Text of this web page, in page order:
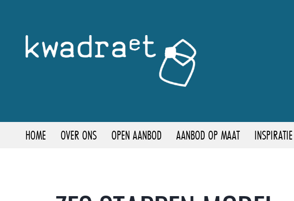
HOME OVER ONS OPEN AANBOD AANBOD OP MAAT INSPIRATIE